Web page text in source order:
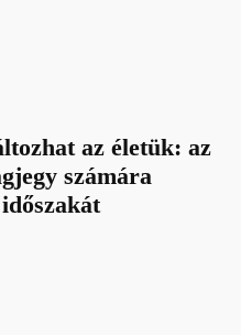
az életük: az
számára